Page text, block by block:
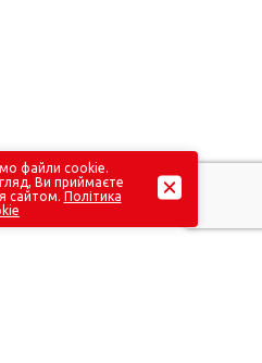
файли cookie.
Ви приймаєте
сайтом. Політика